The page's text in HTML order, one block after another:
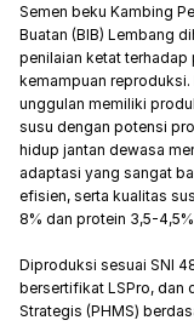
Semen beku Kambing
Buatan (BIB) Lembang
penilaian ketat terhadap
kemampuan
unggulan memiliki
susu dengan potensi
hidup jantan dewasa
adaptasi yang sangat
efisien, serta kualitas
8% dan protein 3,5-
Diproduksi sesuai SNI
bersertifikat LSPro, dan
Strategis (PHMS)